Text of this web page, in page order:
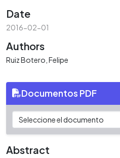
Date
2016-02-01
Authors
Ruiz Botero, Felipe
Documentos PDF
Abstract